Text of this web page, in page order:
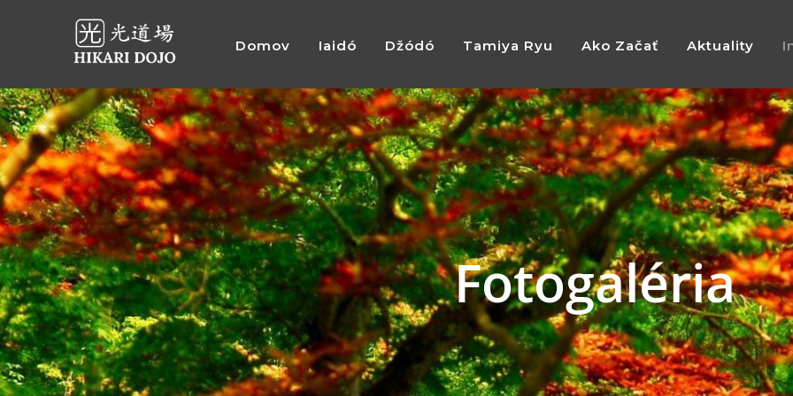
obsah
Domov Iaidó Džódó Tamiya Ryu Ako Začať Aktuality
Fotogaléria